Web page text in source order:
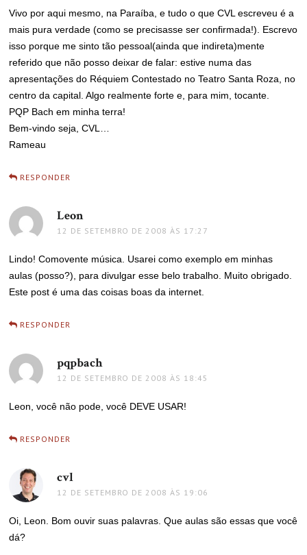
Vivo por aqui mesmo, na Paraíba, e tudo o que CVL escreveu é a
mais pura verdade (como se precisasse ser confirmada!). Escrevo
isso porque me sinto tão pessoal(ainda que indireta)mente
referido que não posso deixar de falar: estive numa das
apresentações do Réquiem Contestado no Teatro Santa Roza, no
centro da capital. Algo realmente forte e, para mim, tocante.
PQP Bach em minha terra!
Bem-vindo seja, CVL…
Rameau
RESPONDER
Leon
12 DE SETEMBRO DE 2008 ÀS 17:27
Lindo! Comovente música. Usarei como exemplo em minhas
aulas (posso?), para divulgar esse belo trabalho. Muito obrigado.
Este post é uma das coisas boas da internet.
RESPONDER
pqpbachdisse:
12 DE SETEMBRO DE 2008 ÀS 18:45
Leon, você não pode, você DEVE USAR!
RESPONDER
cvl
12 DE SETEMBRO DE 2008 ÀS 19:06
Oi, Leon. Bom ouvir suas palavras. Que aulas são essas que você
dá?